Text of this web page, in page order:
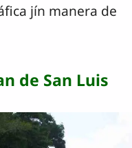
jín manera de
de San Luis